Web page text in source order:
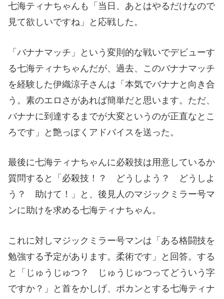
七海ティナちゃんも「当日、あとはやるだけなので
見て欲しいですね」と応戦した。
「バナナマッチ」という変則的な戦いでデビューす
る七海ティナちゃんだが、過去、このバナナマッチ
を経験した伊織涼子さんは「本気でバナナと向き合
う。素のエロさがあれば簡単だと思います。ただ、
バナナに到達するまでが大変というのが正直なとこ
ろです」と艶っぽくアドバイスを送った。
最後に七海ティナちゃんに必殺技は用意しているか
質問すると「必殺技！？ どうしよう？ どうしよ
う？ 助けて！」と、後見人のマジックミラー号マ
ンに助けを求める七海ティナちゃん。
これに対しマジックミラー号マンは「ある格闘技を
勉強する予定があります。柔術です」と回答。する
と「じゅうじゅつ？ じゅうじゅつってどういう字
ですか？」と首をかしげ、ポカンとする七海ティナ